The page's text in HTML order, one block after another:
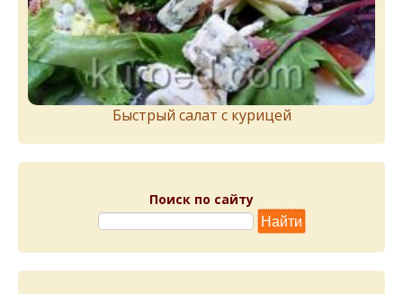
Быстрый салат с курицей
Поиск по сайту